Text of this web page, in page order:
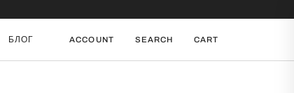
БЛОГ ACCOUNT SEARCH CART